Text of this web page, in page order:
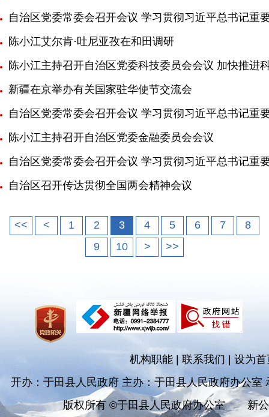
自治区党委常委会召开会议 学习贯彻习近平总书记重
陈小江艾尔肯·吐尼亚孜在和田调研
陈小江主持召开自治区党委科技委员会会议 加快推进
新疆在京举办有关国家驻华使节交流会
自治区党委常委会召开会议 学习贯彻习近平总书记重
陈小江主持召开自治区党委金融委员会会议
自治区党委常委会召开会议 学习贯彻习近平总书记重
自治区召开传达贯彻全国两会精神会议
<< < 1 2 3 4 5 6 7
8
9
10 > >>
机构职能 联系我们|设为首
开办：于田县人民政府 主办：于田县人民政府办公室
版权所有 ©于田县人民政府办公室
新